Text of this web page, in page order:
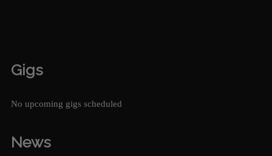
Gigs
No upcoming gigs scheduled
News